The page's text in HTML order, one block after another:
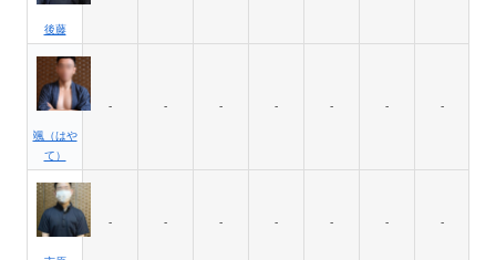
後藤
颯（はや
て）
- - - - - - -
- - - - - - -